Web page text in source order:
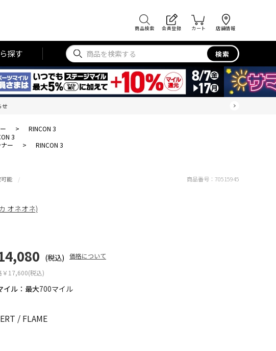
商品検索 会員登録 カート 店舗情報
探す 検索
せ
>
RINCON 3
3
ー > RINCON 3
イル：最大700マイル
能
￥17,600(税込)
(税込) 価格について
/ FLAME
商品番号： 70515945
オネオネ)